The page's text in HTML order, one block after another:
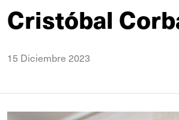
Cristóbal
15 Diciembre 2023